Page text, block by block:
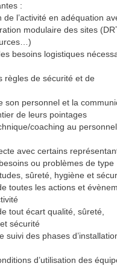
:
l’activité en adéquation
modulaire des sites
besoins logistiques
règles de sécurité et de
son personnel et la
de leurs pointages
coaching au
avec certains
ou problèmes de type
sûreté, hygiène et
toutes les actions et
tout écart qualité, sûreté,
sécurité
suivi des phases
d’utilisation des